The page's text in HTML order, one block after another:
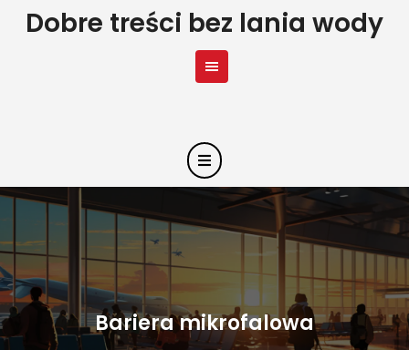
SkipDobre treści bez lania wody
Bariera mikrofalowa